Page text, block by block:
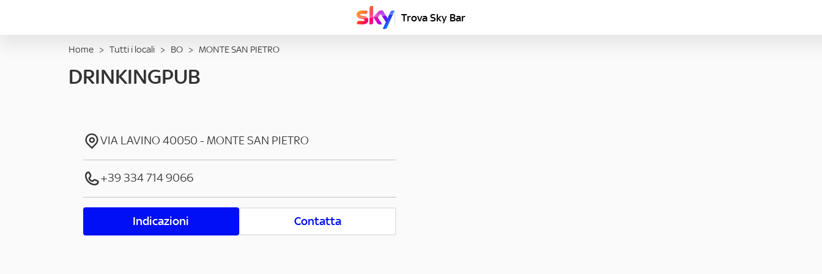
Trova Sky Bar
Home > Tutti i locali > BO > MONTE SAN PIETRO
DRINKINGPUB
VIA LAVINO 40050 - MONTE SAN PIETRO
+39 334 714 9066
Indicazioni Contatta